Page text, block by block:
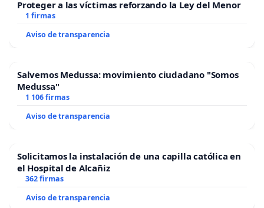
Proteger a las víctimas reforzando la Ley del Menor
1 firmas
Aviso de transparencia
Salvemos Medussa: movimiento ciudadano "Somos
Medussa"
1 106 firmas
Aviso de transparencia
Solicitamos la instalación de una capilla católica en
el Hospital de Alcañiz
362 firmas
Aviso de transparencia